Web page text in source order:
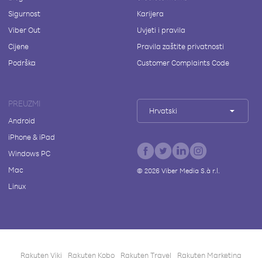
Sigurnost
Viber Out
Cijene
Podrška
Karijera
Uvjeti i pravila
Pravila zaštite privatnosti
Customer Complaints Code
PREUZMI
Android
iPhone & iPad
Windows PC
Mac
Linux
Hrvatski
© 2026Viber Media S.à r.l.
Rakuten Viki Rakuten Kobo Rakuten Travel Rakuten Marketing